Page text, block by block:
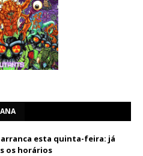
esta quinta-feira: já
os horários